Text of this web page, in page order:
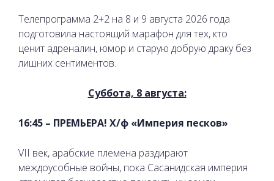
Телепрограмма 2+2 на 8 и 9 августа 2026 года
подготовила настоящий марафон для тех, кто
ценит адреналин, юмор и старую добрую драку без
лишних сентиментов.
Суббота, 8 августа:
16:45 – ПРЕМЬЕРА! Х/ф «Империя песков»
VII век, арабские племена раздирают
междоусобные войны, пока Сасанидская империя